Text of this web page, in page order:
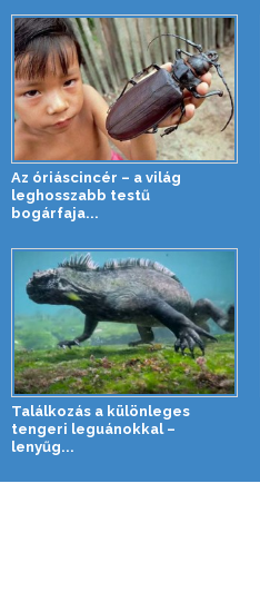
Az óriáscincér – a világ
leghosszabb testű
bogárfaja...
Találkozás a különleges
tengeri leguánokkal –
lenyűg...